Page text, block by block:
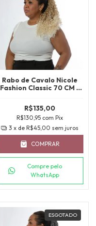
Rabo de Cavalo Nicole
Fashion Classic 70 CM -
R$135,00
R$130,95 com Pix
3 x deR$45,00 sem juros
COMPRAR
Compre pelo
WhatsApp
ESGOTADO